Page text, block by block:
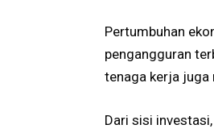
Pertumbuhan
pengangguran
tenaga kerja juga
Dari sisi